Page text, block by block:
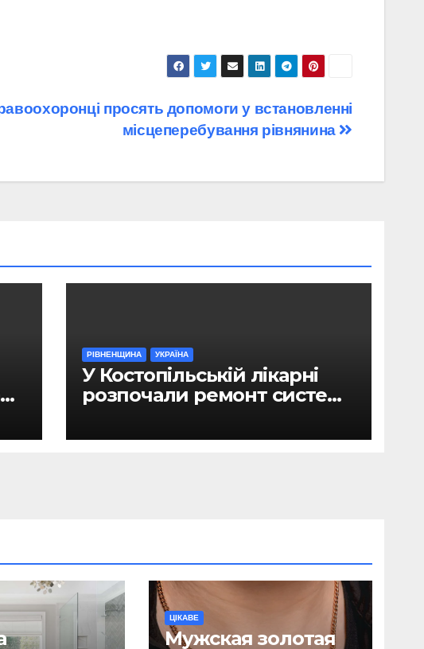
просять допомоги у встановленні
місцеперебування рівнянина
РІВНЕНЩИНА УКРАЇНА
У Костопільській лікарні
розпочали ремонт системи
ЦІКАВЕ
Мужская золотая